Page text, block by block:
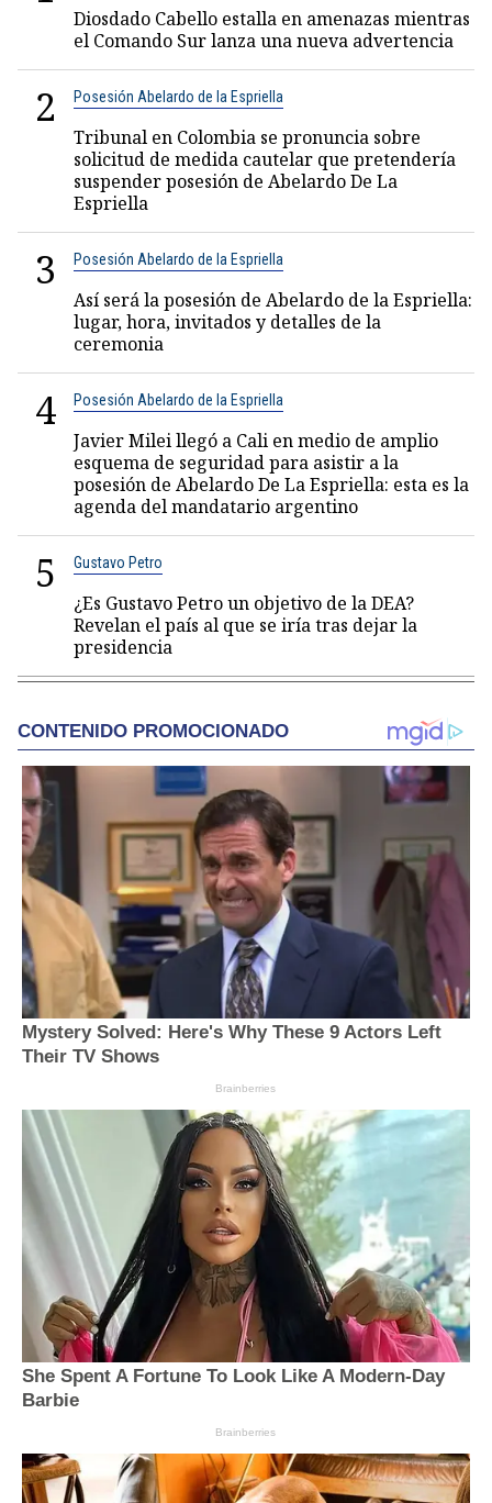
Diosdado Cabello estalla en amenazas mientras
el Comando Sur lanza una nueva advertencia
2 Posesión Abelardo de la Espriella
Tribunal en Colombia se pronuncia sobre
solicitud de medida cautelar que pretendería
suspender posesión de Abelardo De La
Espriella
3 Posesión Abelardo de la Espriella
Así será la posesión de Abelardo de la Espriella:
lugar, hora, invitados y detalles de la
ceremonia
4 Posesión Abelardo de la Espriella
Javier Milei llegó a Cali en medio de amplio
esquema de seguridad para asistir a la
posesión de Abelardo De La Espriella: esta es la
agenda del mandatario argentino
5 Gustavo Petro
¿Es Gustavo Petro un objetivo de la DEA?
Revelan el país al que se iría tras dejar la
presidencia